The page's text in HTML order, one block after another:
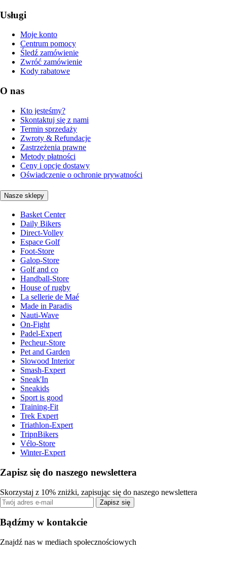
Usługi
Moje konto
Centrum pomocy
Śledź zamówienie
Zwróć zamówienie
Kody rabatowe
O nas
Kto jesteśmy?
Skontaktuj się z nami
Termin sprzedaży
Zwroty & Refundacje
Zastrzeżenia prawne
Metody płatności
Ceny i opcje dostawy
Oświadczenie o ochronie prywatności
Nasze sklepy
Basket Center
Daily Bikers
Direct-Volley
Espace Golf
Foot-Store
Galop-Store
Golf and co
Handball-Store
House of rugby
La sellerie de Maé
Made in Paradis
Nauti-Wave
On-Fight
Padel-Expert
Pecheur-Store
Pet and Garden
Slowood Interior
Smash-Expert
Sneak'In
Sneakids
Sport is good
Training-Fit
Trek Expert
Triathlon-Expert
TripnBikers
Vélo-Store
Winter-Expert
Zapisz się do naszego newslettera
Skorzystaj z 10% zniżki, zapisując się do naszego newslettera
Zapisz się
Bądźmy w kontakcie
Znajdź nas w mediach społecznościowych